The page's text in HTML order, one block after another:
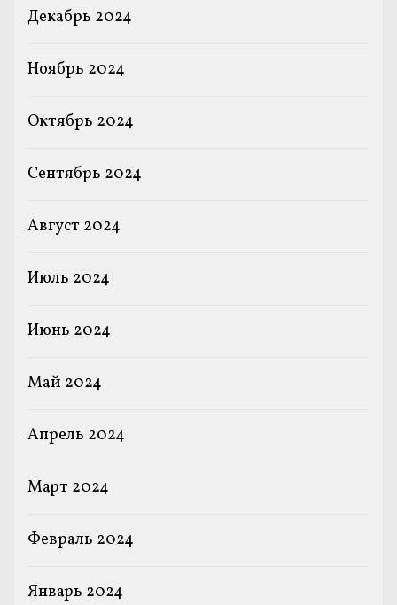
Декабрь 2024
Ноябрь 2024
Октябрь 2024
Сентябрь 2024
Август 2024
Июль 2024
Июнь 2024
Май 2024
Апрель 2024
Март 2024
Февраль 2024
Январь 2024